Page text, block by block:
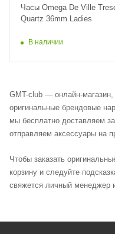
Часы Omega De Ville
Quartz 36mm Ladies
В наличии
GMT-club — онлайн-магазин,
оригинальные брендовые
мы бесплатно доставляем
отправляем аксессуары на
Чтобы заказать
корзину и следуйте
свяжется личный менеджер